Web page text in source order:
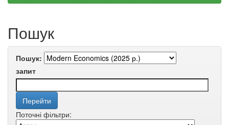
Пошук
Пошук:
запит
Поточні фільтри: